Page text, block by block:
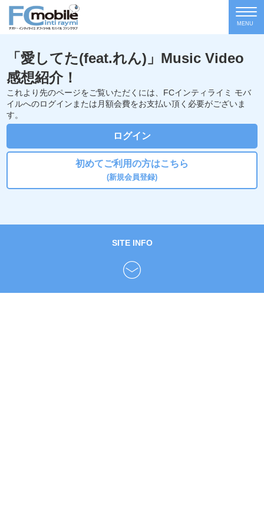
MENU
「愛してた(feat.れん)」Music Video
感想紹介！
これより先のページをご覧いただくには、FCインティライミ モバ
イルへのログインまたは月額会費をお支払い頂く必要がございま
す。
ログイン
初めてご利用の方はこちら
(新規会員登録)
SITE INFO